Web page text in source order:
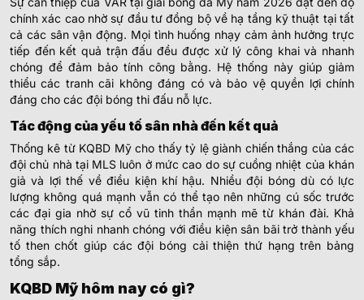
chính xác cao nhờ sự đầu tư đồng bộ về hạ tầng kỹ thuật tại tất
cả các sân vận động. Mọi tình huống nhạy cảm ảnh hưởng trực
tiếp đến kết quả trận đấu đều được xử lý công khai và nhanh
chóng để đảm bảo tính công bằng. Hệ thống này giúp giảm
thiểu các tranh cãi không đáng có và bảo vệ quyền lợi chính
đáng cho các đội bóng thi đấu nỗ lực.
Tác động của yếu tố sân nhà đến kết quả
Thống kê từ KQBD Mỹ cho thấy tỷ lệ giành chiến thắng của các
đội chủ nhà tại MLS luôn ở mức cao do sự cuồng nhiệt của khán
giả và lợi thế về điều kiện khí hậu. Nhiều đội bóng dù có lực
lượng không quá mạnh vẫn có thể tạo nên những cú sốc trước
các đại gia nhờ sự cổ vũ tinh thần mạnh mẽ từ khán đài. Khả
năng thích nghi nhanh chóng với điều kiện sân bãi trở thành yếu
tố then chốt giúp các đội bóng cải thiện thứ hạng trên bảng
tổng sắp.
KQBD Mỹ hôm nay có gì?